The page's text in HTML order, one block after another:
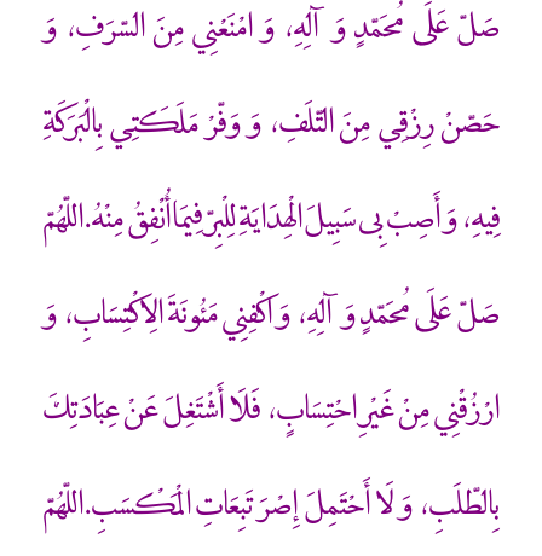
صَلّ عَلَى مُحَمّدٍ وَ آلِهِ، وَ امْنَعْنِي مِنَ السّرَفِ، وَ
حَصّنْ رِزْقِي مِنَ التّلَفِ، وَ وَفّرْ مَلَكَتِي بِالْبَرَكَةِ
فِيهِ، وَ أَصِبْ بِي سَبِيلَ الْهِدَايَةِ لِلْبِرّ فِيمَا أُنْفِقُ مِنْهُ.اللّهُمّ
صَلّ عَلَى مُحَمّدٍ وَ آلِهِ، وَ اكْفِنِي مَئُونَةَ الِاكْتِسَابِ، وَ
ارْزُقْنِي مِنْ غَيْرِ احْتِسَابٍ، فَلَا أَشْتَغِلَ عَنْ عِبَادَتِكَ
بِالطّلَبِ، وَ لَا أَحْتَمِلَ إِصْرَ تَبِعَاتِ الْمَكْسَبِ.اللّهُمّ